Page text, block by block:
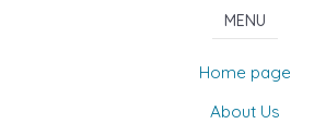
MENU
Home page
About Us